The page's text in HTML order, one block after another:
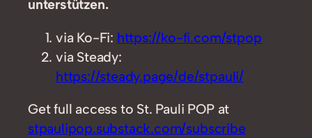
unterstützen.
via Ko-Fi: https://ko-fi.com/stpop
via Steady:
https://steady.page/de/stpauli/
Get full access to St. Pauli POP at
stpaulipop.substack.com/subscribe